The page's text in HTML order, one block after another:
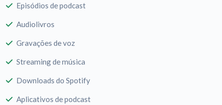
Episódios de podcast
Audiolivros
Gravações de voz
Streaming de música
Downloads do Spotify
Aplicativos de podcast